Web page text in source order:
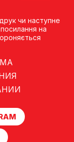
чи наступне
на